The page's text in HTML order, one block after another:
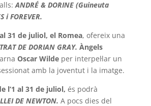
ANDRÉ & DORINE (Guineuta
i FOREVER.
31 de juliol, el Romea, ofereix una
DE DORIAN GRAY. Àngels
Oscar Wilde per interpel·lar un
amb la joventut i la imatge.
l’1 al 31 de juliol, és podrà
DE NEWTON. A pocs dies del